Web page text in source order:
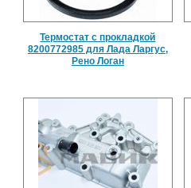
Термостат с прокладкой
8200772985 для Лада Ларгус,
Рено Логан